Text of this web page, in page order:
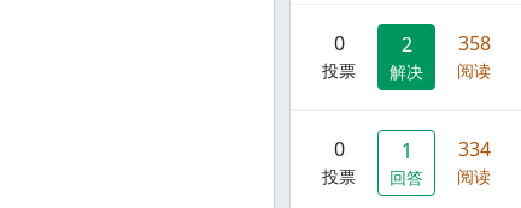
0
投票
2
解决
358
阅读
0
投票
1
回答
334
阅读